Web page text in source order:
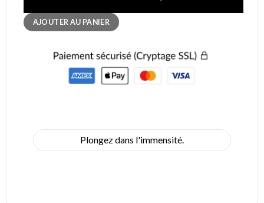
AJOUTER AU PANIER
Plongez dans l'immensité.